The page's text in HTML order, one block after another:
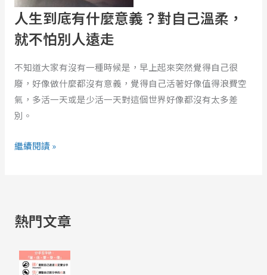
人生到底有什麼意義？對自己溫柔，
就不怕別人遠走
不知道大家有沒有一種時候是，早上起來突然覺得自己很
廢，好像做什麼都沒有意義，覺得自己活著好像值得浪費空
氣，多活一天或是少活一天對這個世界好像都沒有太多差
別。
麼
意
義？
自
己
溫
柔，
不
遠
繼續閱讀 »
熱門文章